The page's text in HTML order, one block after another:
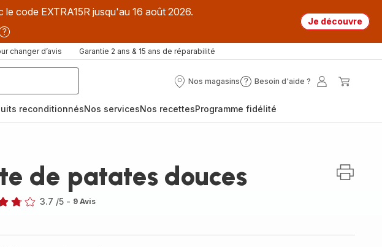
code EXTRA15R jusqu'au 16 août 2026.
Je découvre
changer d’avis Garantie 2 ans & 15 ans de réparabilité
Nos magasins
Nos
Besoin d'aide ?
Besoin
?
Mon
reconditionnésNos servicesNos recettesProgramme fidélité
de patates douces
3.7 /5 - 9 Avis